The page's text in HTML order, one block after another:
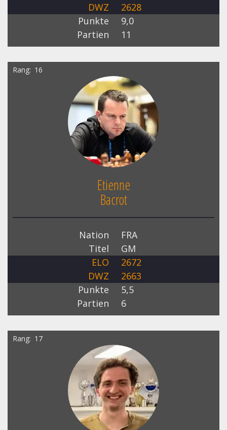
DWZ
2628
Punkte
9,0
Partien
11
Rang 16
Etienne
Bacrot
Nation
FRA
Titel
GM
ELO
2672
DWZ
2663
Punkte
5,5
Partien
6
Rang 17